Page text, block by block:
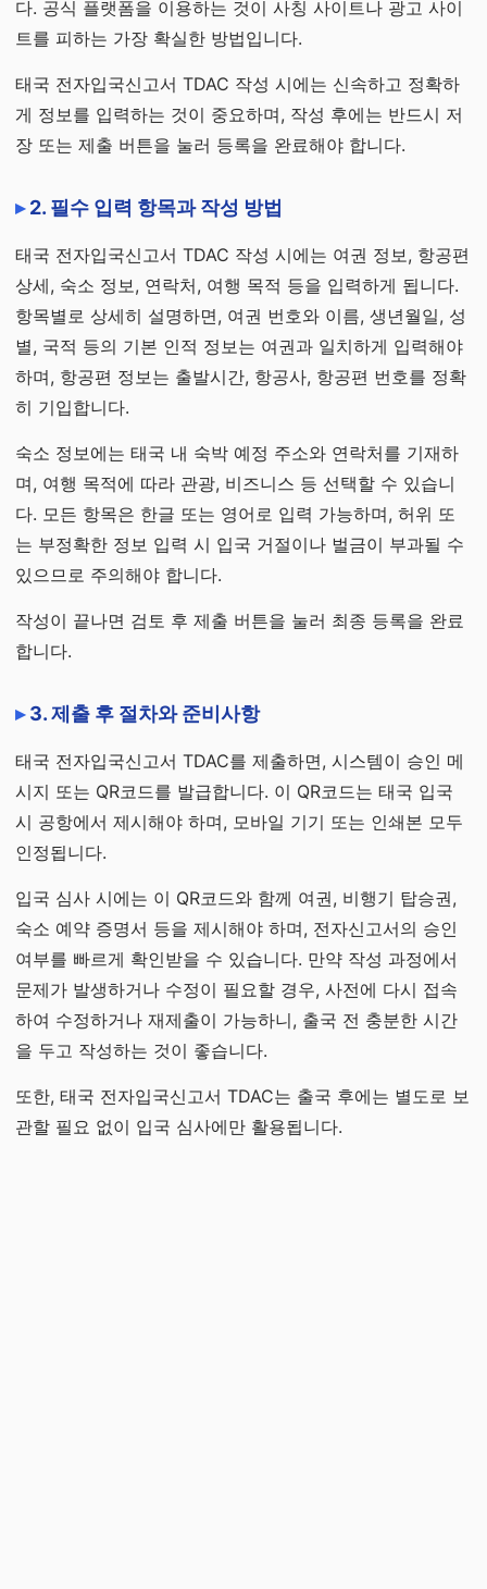
다. 공식 플랫폼을 이용하는 것이 사칭 사이트나 광고 사이
트를 피하는 가장 확실한 방법입니다.
태국 전자입국신고서 TDAC 작성 시에는 신속하고 정확하
게 정보를 입력하는 것이 중요하며, 작성 후에는 반드시 저
장 또는 제출 버튼을 눌러 등록을 완료해야 합니다.
2. 필수 입력 항목과 작성 방법
태국 전자입국신고서 TDAC 작성 시에는 여권 정보, 항공편
상세, 숙소 정보, 연락처, 여행 목적 등을 입력하게 됩니다.
항목별로 상세히 설명하면, 여권 번호와 이름, 생년월일, 성
별, 국적 등의 기본 인적 정보는 여권과 일치하게 입력해야
하며, 항공편 정보는 출발시간, 항공사, 항공편 번호를 정확
히 기입합니다.
숙소 정보에는 태국 내 숙박 예정 주소와 연락처를 기재하
며, 여행 목적에 따라 관광, 비즈니스 등 선택할 수 있습니
다. 모든 항목은 한글 또는 영어로 입력 가능하며, 허위 또
는 부정확한 정보 입력 시 입국 거절이나 벌금이 부과될 수
있으므로 주의해야 합니다.
작성이 끝나면 검토 후 제출 버튼을 눌러 최종 등록을 완료
합니다.
3. 제출 후 절차와 준비사항
태국 전자입국신고서 TDAC를 제출하면, 시스템이 승인 메
시지 또는 QR코드를 발급합니다. 이 QR코드는 태국 입국
시 공항에서 제시해야 하며, 모바일 기기 또는 인쇄본 모두
인정됩니다.
입국 심사 시에는 이 QR코드와 함께 여권, 비행기 탑승권,
숙소 예약 증명서 등을 제시해야 하며, 전자신고서의 승인
여부를 빠르게 확인받을 수 있습니다. 만약 작성 과정에서
문제가 발생하거나 수정이 필요할 경우, 사전에 다시 접속
하여 수정하거나 재제출이 가능하니, 출국 전 충분한 시간
을 두고 작성하는 것이 좋습니다.
또한, 태국 전자입국신고서 TDAC는 출국 후에는 별도로 보
관할 필요 없이 입국 심사에만 활용됩니다.